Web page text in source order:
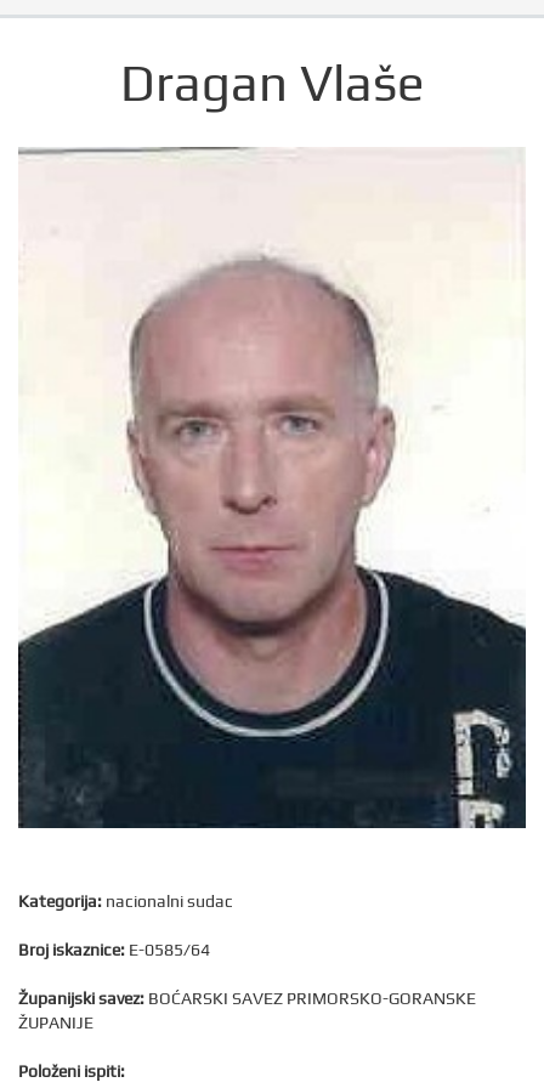
Dragan Vlaše
Kategorija: nacionalni sudac
Broj iskaznice: E-0585/64
Županijski savez: BOĆARSKI SAVEZ PRIMORSKO-GORANSKE
ŽUPANIJE
Položeni ispiti: